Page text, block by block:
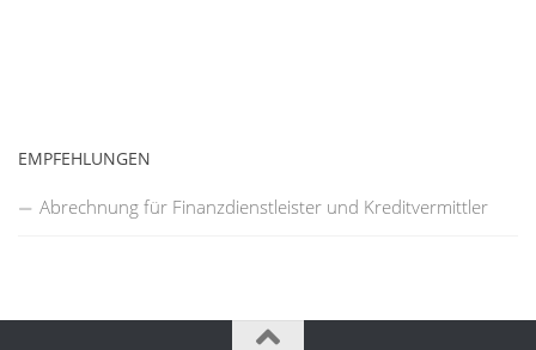
EMPFEHLUNGEN
Abrechnung für Finanzdienstleister und Kreditvermittler